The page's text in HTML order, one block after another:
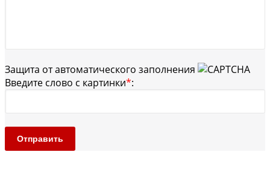
Защита от автоматического заполнения
Введите слово с картинки*:
Отправить